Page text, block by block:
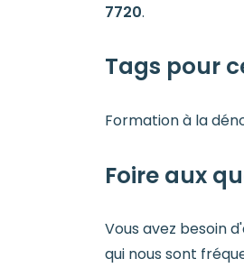
7720.
Tags pour
Formation à la
Foire aux
Vous avez besoin
qui nous sont